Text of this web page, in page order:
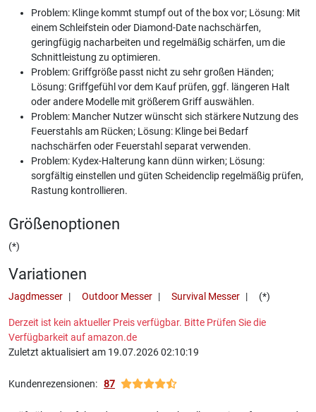
Problem: Klinge kommt stumpf out of the box vor; Lösung: Mit
einem Schleifstein oder Diamond-Date nachschärfen,
geringfügig nacharbeiten und regelmäßig schärfen, um die
Schnittleistung zu optimieren.
Problem: Griffgröße passt nicht zu sehr großen Händen;
Lösung: Griffgefühl vor dem Kauf prüfen, ggf. längeren Halt
oder andere Modelle mit größerem Griff auswählen.
Problem: Mancher Nutzer wünscht sich stärkere Nutzung des
Feuerstahls am Rücken; Lösung: Klinge bei Bedarf
nachschärfen oder Feuerstahl separat verwenden.
Problem: Kydex-Halterung kann dünn wirken; Lösung:
sorgfältig einstellen und güten Scheidenclip regelmäßig prüfen,
Rastung kontrollieren.
Größenoptionen
(*)
Variationen
Jagdmesser Outdoor Messer Survival Messer (*)
Derzeit ist kein aktueller Preis verfügbar. Bitte Prüfen Sie die
Verfügbarkeit auf amazon.de
Zuletzt aktualisiert am 19.07.2026 02:10:19
Kundenrezensionen: 87